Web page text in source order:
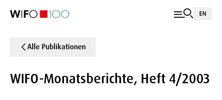
EN
Alle Publikationen
WIFO-Monatsberichte, Heft 4/2003